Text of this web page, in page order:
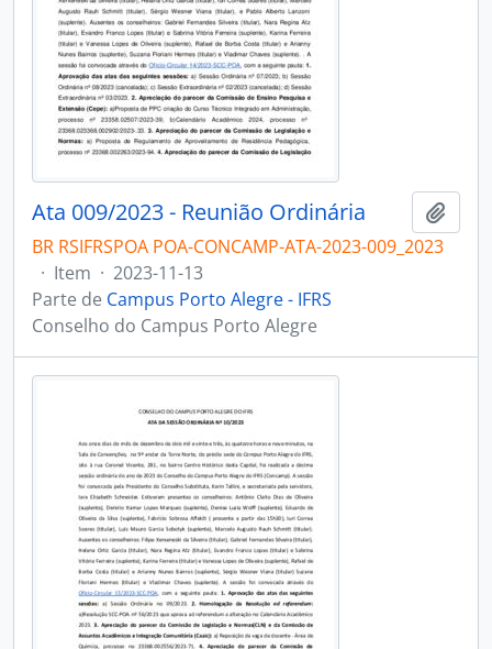
Ata 009/2023 - Reunião Ordinária
BR RSIFRSPOA POA-CONCAMP-ATA-2023-009_2023
· Item · 2023-11-13
Parte de Campus Porto Alegre - IFRS
Conselho do Campus Porto Alegre